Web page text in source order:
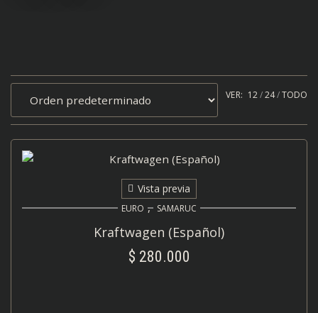
VER: 12 24 TODO
Vista previa
EURO , SAMARUC
Kraftwagen (Español)
$ 280.000